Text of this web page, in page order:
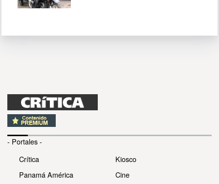
- Portales -
Crítica
Panamá América
Kiosco
Cine